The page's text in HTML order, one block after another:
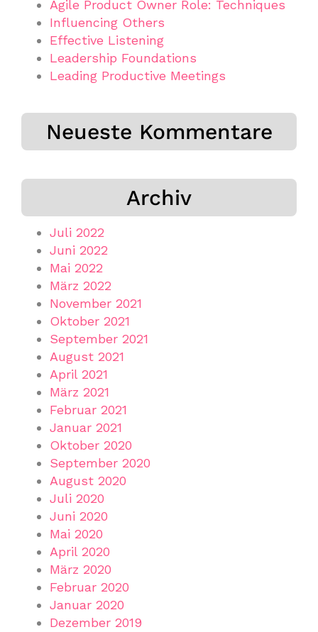
Agile Product Owner Role: Techniques
Influencing Others
Effective Listening
Leadership Foundations
Leading Productive Meetings
Neueste Kommentare
Archiv
Juli 2022
Juni 2022
Mai 2022
März 2022
November 2021
Oktober 2021
September 2021
August 2021
April 2021
März 2021
Februar 2021
Januar 2021
Oktober 2020
September 2020
August 2020
Juli 2020
Juni 2020
Mai 2020
April 2020
März 2020
Februar 2020
Januar 2020
Dezember 2019